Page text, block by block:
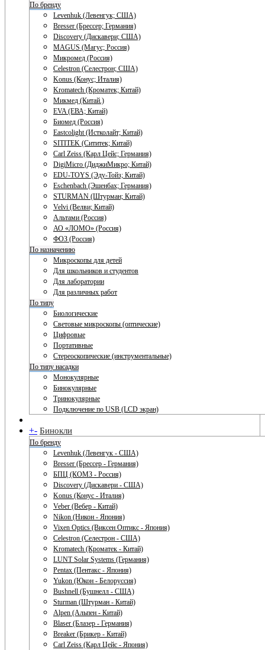
По бренду
Levenhuk (Левенгук; США)
Bresser (Брессер; Германия)
Discovery (Дискавери; США)
MAGUS (Магус; Россия)
Микромед (Россия)
Celestron (Селестрон; США)
Konus (Конус; Италия)
Kromatech (Кроматек; Китай)
Микмед (Китай.)
EVA (ЕВА; Китай)
Биомед (Россия)
Eastcolight (Истколайт; Китай)
SITITEK (Сититек; Китай)
Carl Zeiss (Карл Цейс; Германия)
DigiMicro (ДиджиМикро; Китай)
EDU-TOYS (Эду-Тойз; Китай)
Eschenbach (Эшенбах; Германия)
STURMAN (Штурман; Китай)
Velvi (Велви; Китай)
Альтами (Россия)
АО «ЛОМО» (Россия)
ФОЗ (Россия)
По назначению
Микроскопы для детей
Для школьников и студентов
Для лаборатории
Для различных работ
По типу
Биологические
Световые микроскопы (оптические)
Цифровые
Портативные
Стереоскопические (инструментальные)
По типу насадки
Монокулярные
Бинокулярные
Тринокулярные
Подключение по USB (LCD экран)
+- Бинокли
По бренду
Levenhuk (Левенгук - США)
Bresser (Брессер - Германия)
БПЦ (КОМЗ - Россия)
Discovery (Дискавери - США)
Konus (Конус - Италия)
Veber (Вебер - Китай)
Nikon (Никон - Япония)
Vixen Optics (Виксен Оптикс - Япония)
Celestron (Селестрон - США)
Kromatech (Кроматек - Китай)
LUNT Solar Systems (Германия)
Pentax (Пентакс - Япония)
Yukon (Юкон - Белоруссия)
Bushnell (Бушнелл - США)
Sturman (Штурман - Китай)
Alpen (Альпен - Китай)
Blaser (Блазер - Германия)
Breaker (Брикер - Китай)
Carl Zeiss (Карл Цейс - Япония)